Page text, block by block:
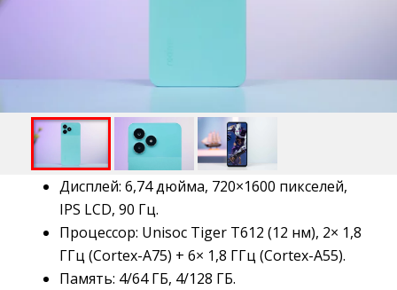
Дисплей: 6,74 дюйма, 720×1600 пикселей,
IPS LCD, 90 Гц.
Процессор: Unisoc Tiger T612 (12 нм), 2× 1,8
ГГц (Cortex-A75) + 6× 1,8 ГГц (Cortex-A55).
Память: 4/64 ГБ, 4/128 ГБ.